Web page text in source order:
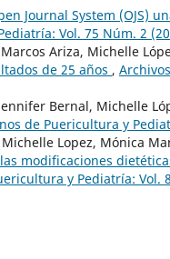
Journal System (OJS)
Vol. 75 Núm. 2
Ariza, Michelle
de 25 años ,
Bernal, Michelle
de Puericultura y
Lopez, Mónica
modificaciones
y Pediatría: Vol.